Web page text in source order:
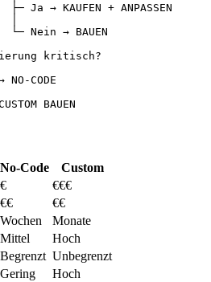
├─ Ja → KAUFEN + ANPASSEN
└─ Nein → BAUEN
kritisch?
NO-CODE
No-Code
Custom
€
€€€
€€
€€
Wochen
Monate
Mittel
Hoch
Begrenzt Unbegrenzt
Gering Hoch